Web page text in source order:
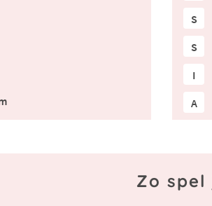
S
S
I
A
Zo